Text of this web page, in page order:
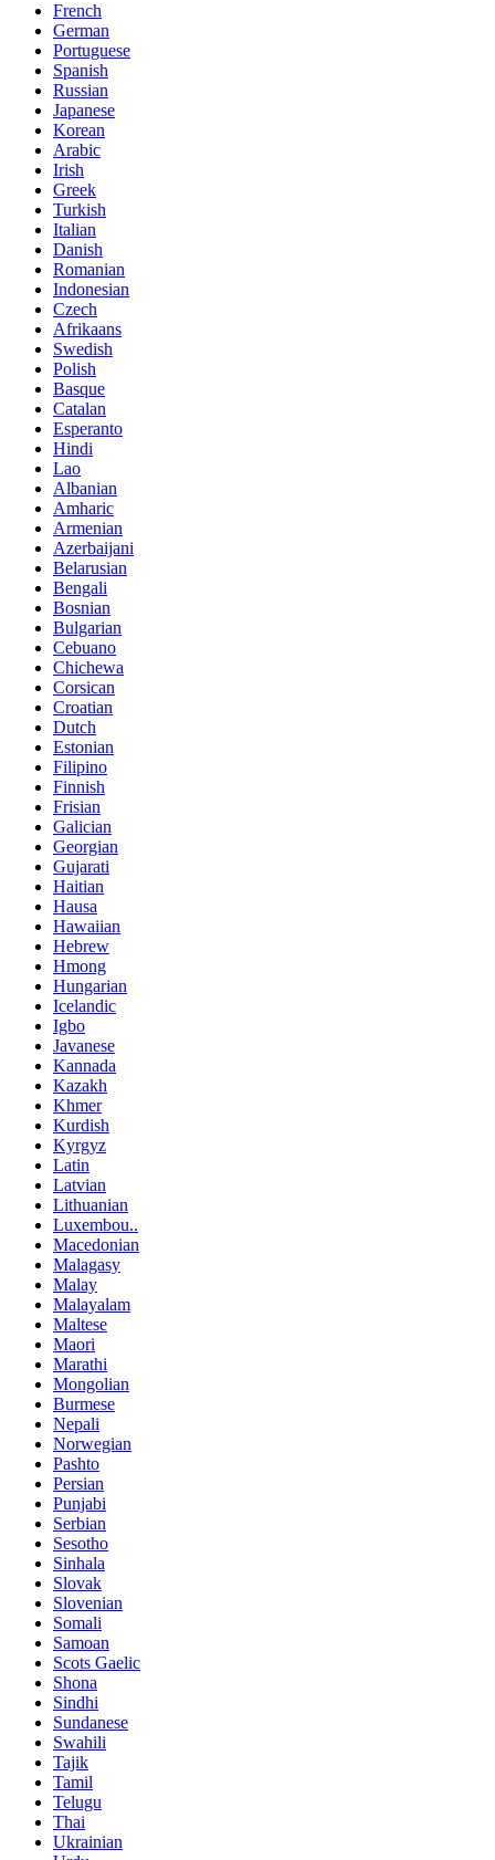
French
German
Portuguese
Spanish
Russian
Japanese
Korean
Arabic
Irish
Greek
Turkish
Italian
Danish
Romanian
Indonesian
Czech
Afrikaans
Swedish
Polish
Basque
Catalan
Esperanto
Hindi
Lao
Albanian
Amharic
Armenian
Azerbaijani
Belarusian
Bengali
Bosnian
Bulgarian
Cebuano
Chichewa
Corsican
Croatian
Dutch
Estonian
Filipino
Finnish
Frisian
Galician
Georgian
Gujarati
Haitian
Hausa
Hawaiian
Hebrew
Hmong
Hungarian
Icelandic
Igbo
Javanese
Kannada
Kazakh
Khmer
Kurdish
Kyrgyz
Latin
Latvian
Lithuanian
Luxembou..
Macedonian
Malagasy
Malay
Malayalam
Maltese
Maori
Marathi
Mongolian
Burmese
Nepali
Norwegian
Pashto
Persian
Punjabi
Serbian
Sesotho
Sinhala
Slovak
Slovenian
Somali
Samoan
Scots Gaelic
Shona
Sindhi
Sundanese
Swahili
Tajik
Tamil
Telugu
Thai
Ukrainian